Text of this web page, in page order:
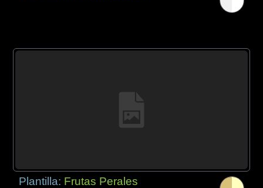
Plantilla: Frutas Perales